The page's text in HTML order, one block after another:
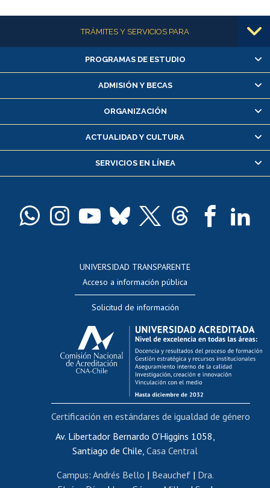
Más informaciónTRÁMITES Y SERVICIOS PARA
Alumnas/os y exalumnas/os
Matrícula en línea
Inscripción y cambio de asignaturas
Consulta y certificado de notas
Servicio médico y dental
Pago de arancel y crédito alumnos
Docentes
Evaluación docente
Calificación académica
Postulación al AUCAI
Funcionarias/os
Cursos internos de capacitación
Bienestar del personal
Portal de movilidad interna
Certificado de renta
Certificado de renta honorarios
Editar páginas blancas
PROGRAMAS DE ESTUDIO
ADMISIÓN Y BECAS
ORGANIZACIÓN
ACTUALIDAD Y CULTURA
SERVICIOS EN LÍNEA
UNIVERSIDAD TRANSPARENTE
Acceso a información pública
Solicitud de información
Av. Libertador Bernardo O'Higgins 1058,
Santiago de Chile, Casa Central
Campus: Andrés Bello | Beauchef| Dra.
Certificación en estándares de igualdad de género